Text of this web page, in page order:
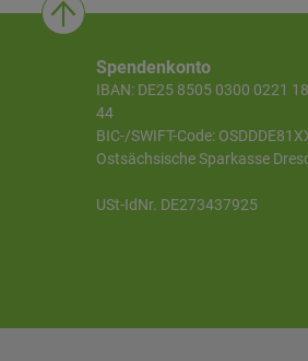
Spendenkonto
IBAN: DE25 8505 0300 0221
44
BIC-/SWIFT-Code:
Ostsächsische Sparkasse
USt-IdNr. DE273437925